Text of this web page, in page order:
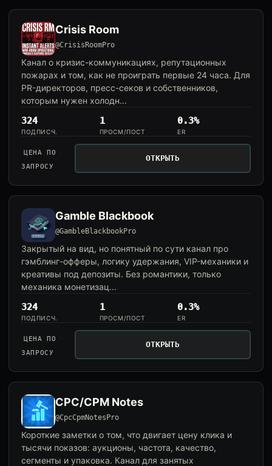
Crisis Room
@CrisisRoomPro
Канал о кризис-коммуникациях, репутационных
пожарах и том, как не проиграть первые 24 часа. Для
PR-директоров, пресс-секов и собственников,
которым нужен холодн...
324
ПОДПИСЧ.
1
ПРОСМ/ПОСТ
0.3%
ER
ЦЕНА ПО
ЗАПРОСУ
ОТКРЫТЬ
Gamble Blackbook
@GambleBlackbookPro
Закрытый на вид, но понятный по сути канал про
гэмблинг-офферы, логику удержания, VIP-механики и
креативы под депозиты. Без романтики, только
механика монетизац...
324
ПОДПИСЧ.
1
ПРОСМ/ПОСТ
0.3%
ER
ЦЕНА ПО
ЗАПРОСУ
ОТКРЫТЬ
CPC/CPM Notes
@CpcCpmNotesPro
Короткие заметки о том, что двигает цену клика и
тысячи показов: аукционы, частота, качество,
сегменты и упаковка. Канал для занятых